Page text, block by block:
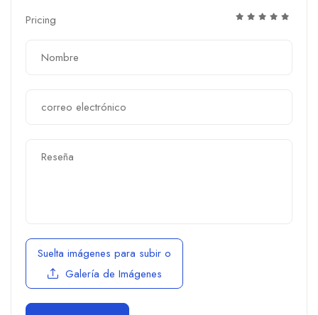
Pricing
Suelta imágenes para subir o
Galería de Imágenes